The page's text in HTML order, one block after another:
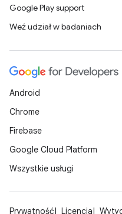
Google Play support
Weź udział w badaniach
Android
Chrome
Firebase
Google Cloud Platform
Wszystkie usługi
Prywatność Licencja